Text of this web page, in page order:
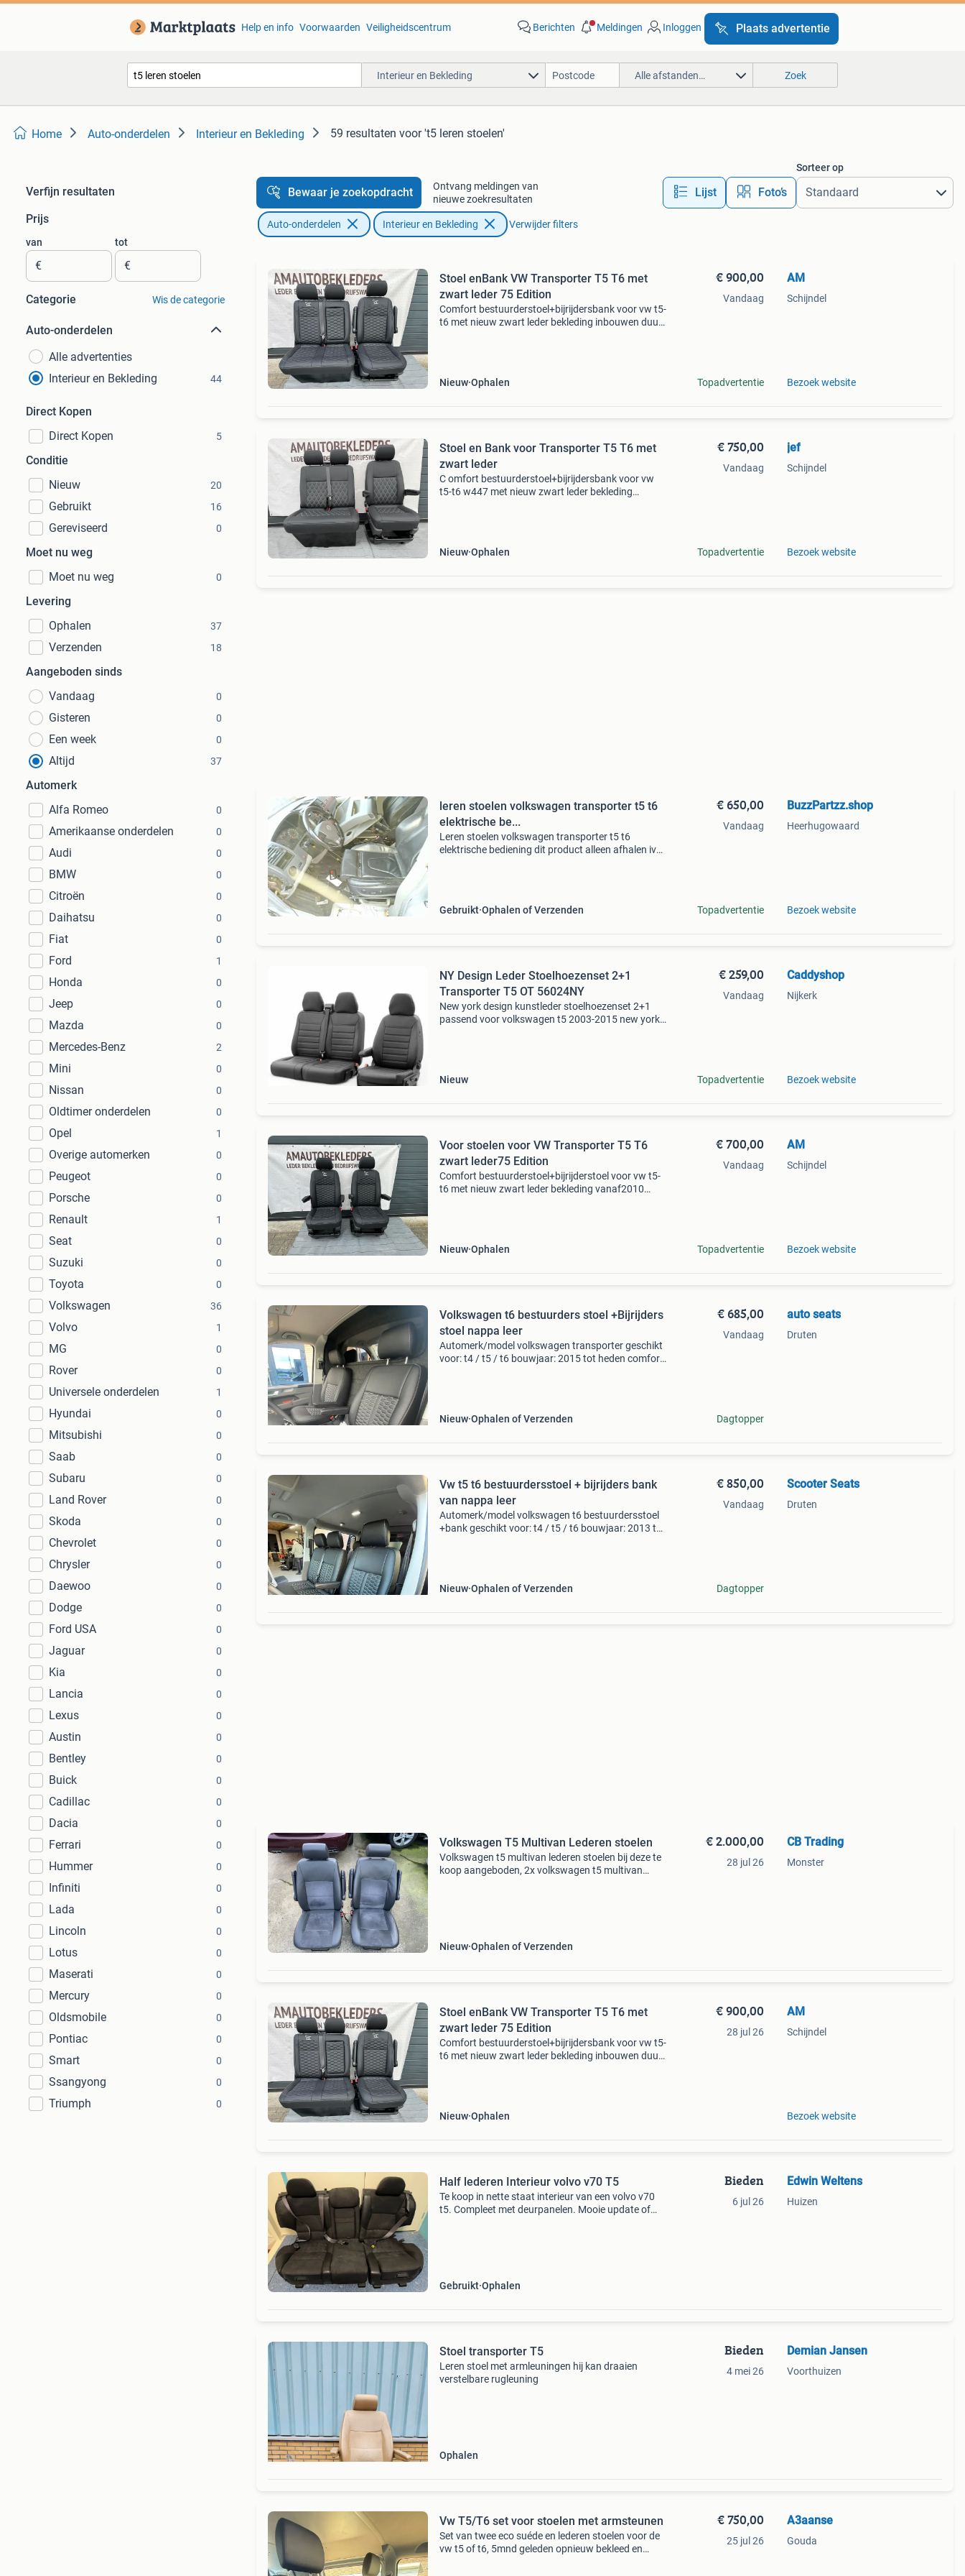
Help en info Voorwaarden Veiligheidscentrum Berichten Meldingen Inloggen Plaats advertentie
Interieur en Bekleding Alle afstanden… Zoek
Home Auto-onderdelen Interieur en Bekleding 59 resultaten voor 't5 leren stoelen'
Verfijn resultaten
Prijs
van
€
tot
€
Categorie Wis de categorie
Auto-onderdelen
Alle advertenties
Interieur en Bekleding
44
Direct Kopen
Direct Kopen
5
Conditie
Nieuw
20
Gebruikt 16
Gereviseerd 0
Moet nu weg
Moet nu weg
0
Levering
Ophalen
37
Verzenden 18
Aangeboden sinds
Vandaag
0
Gisteren 0
Een week 0
Altijd 37
Automerk
Alfa Romeo
0
Amerikaanse onderdelen 0
Audi 0
BMW 0
Citroën 0
Daihatsu 0
Fiat 0
Ford 1
Honda 0
Jeep 0
Mazda 0
Mercedes-Benz 2
Mini 0
Nissan 0
Oldtimer onderdelen 0
Opel 1
Overige automerken 0
Peugeot 0
Porsche 0
Renault 1
Seat 0
Suzuki 0
Toyota 0
Volkswagen 36
Volvo 1
MG 0
Rover 0
Universele onderdelen 1
Hyundai 0
Mitsubishi 0
Saab 0
Subaru 0
Land Rover 0
Skoda 0
Chevrolet 0
Chrysler 0
Daewoo 0
Dodge 0
Ford USA 0
Jaguar 0
Kia 0
Lancia 0
Lexus 0
Austin 0
Bentley 0
Buick 0
Cadillac 0
Dacia 0
Ferrari 0
Hummer 0
Infiniti 0
Lada 0
Lincoln 0
Lotus 0
Maserati 0
Mercury 0
Oldsmobile 0
Pontiac 0
Smart 0
Ssangyong 0
Triumph 0
Bewaar je zoekopdracht
Ontvang meldingen van
nieuwe zoekresultaten
Lijst Foto’s
Sorteer op
Auto-onderdelen Interieur en Bekleding Verwijder filters
Stoel enBank VW Transporter T5 T6 met
zwart leder 75 Edition
Comfort bestuurderstoel+bijrijdersbank voor vw t5-
t6 met nieuw zwart leder bekleding inbouwen duurt
Nieuw Ophalen
€ 900,00
Vandaag
Topadvertentie
AM
Schijndel
Bezoek website
Stoel en Bank voor Transporter T5 T6 met
zwart leder
C omfort bestuurderstoel+bijrijdersbank voor vw
t5-t6 w447 met nieuw zwart leder bekleding
Nieuw Ophalen
€ 750,00
Vandaag
Topadvertentie
jef
Schijndel
Bezoek website
leren stoelen volkswagen transporter t5 t6
elektrische be...
Leren stoelen volkswagen transporter t5 t6
elektrische bediening dit product alleen afhalen ivm
Gebruikt Ophalen of Verzenden
€ 650,00
Vandaag
Topadvertentie
BuzzPartzz.shop
Heerhugowaard
Bezoek website
NY Design Leder Stoelhoezenset 2+1
Transporter T5 OT 56024NY
New york design kunstleder stoelhoezenset 2+1
passend voor volkswagen t5 2003-2015 new york
Nieuw
€ 259,00
Vandaag
Topadvertentie
Caddyshop
Nijkerk
Bezoek website
Voor stoelen voor VW Transporter T5 T6
zwart leder75 Edition
Comfort bestuurderstoel+bijrijderstoel voor vw t5-
t6 met nieuw zwart leder bekleding vanaf2010
Nieuw Ophalen
€ 700,00
Vandaag
Topadvertentie
AM
Schijndel
Bezoek website
Volkswagen t6 bestuurders stoel +Bijrijders
stoel nappa leer
Automerk/model volkswagen transporter geschikt
voor: t4 / t5 / t6 bouwjaar: 2015 tot heden comfort
Nieuw Ophalen of Verzenden
€ 685,00
Vandaag
Dagtopper
auto seats
Druten
Vw t5 t6 bestuurdersstoel + bijrijders bank
van nappa leer
Automerk/model volkswagen t6 bestuurdersstoel
+bank geschikt voor: t4 / t5 / t6 bouwjaar: 2013 tot
Nieuw Ophalen of Verzenden
€ 850,00
Vandaag
Dagtopper
Scooter Seats
Druten
Volkswagen T5 Multivan Lederen stoelen
Volkswagen t5 multivan lederen stoelen bij deze te
koop aangeboden, 2x volkswagen t5 multivan
Nieuw Ophalen of Verzenden
€ 2.000,00
28 jul 26
CB Trading
Monster
Stoel enBank VW Transporter T5 T6 met
zwart leder 75 Edition
Comfort bestuurderstoel+bijrijdersbank voor vw t5-
t6 met nieuw zwart leder bekleding inbouwen duurt
Nieuw Ophalen
€ 900,00
28 jul 26
AM
Schijndel
Bezoek website
Half lederen Interieur volvo v70 T5
Te koop in nette staat interieur van een volvo v70
t5. Compleet met deurpanelen. Mooie update of
Gebruikt Ophalen
Bieden
6 jul 26
Edwin Weltens
Huizen
Stoel transporter T5
Leren stoel met armleuningen hij kan draaien
verstelbare rugleuning
Ophalen
Bieden
4 mei 26
Demian Jansen
Voorthuizen
Vw T5/T6 set voor stoelen met armsteunen
Set van twee eco suéde en lederen stoelen voor de
vw t5 of t6, 5mnd geleden opnieuw bekleed en
€ 750,00
25 jul 26
A3aanse
Gouda